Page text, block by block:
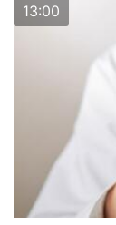
13:00